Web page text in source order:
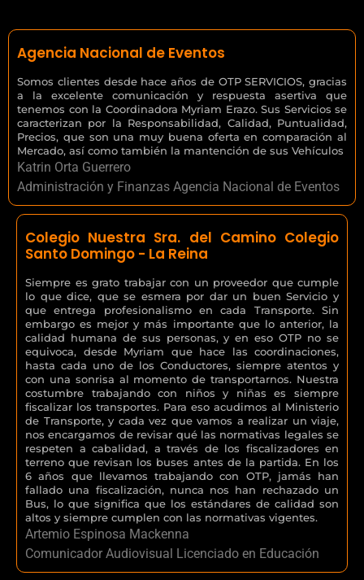
Agencia Nacional de Eventos
Somos clientes desde hace años de OTP SERVICIOS, gracias
a la excelente comunicación y respuesta asertiva que
tenemos con la Coordinadora Myriam Erazo. Sus Servicios se
caracterizan por la Responsabilidad, Calidad, Puntualidad,
Precios, que son una muy buena oferta en comparación al
Mercado, así como también la mantención de sus Vehículos
Katrin Orta Guerrero
Administración y Finanzas Agencia Nacional de Eventos
Colegio Nuestra Sra. del Camino Colegio
Santo Domingo - La Reina
Siempre es grato trabajar con un proveedor que cumple
lo que dice, que se esmera por dar un buen Servicio y
que entrega profesionalismo en cada Transporte. Sin
embargo es mejor y más importante que lo anterior, la
calidad humana de sus personas, y en eso OTP no se
equivoca, desde Myriam que hace las coordinaciones,
hasta cada uno de los Conductores, siempre atentos y
con una sonrisa al momento de transportarnos. Nuestra
costumbre trabajando con niños y niñas es siempre
fiscalizar los transportes. Para eso acudimos al Ministerio
de Transporte, y cada vez que vamos a realizar un viaje,
nos encargamos de revisar qué las normativas legales se
respeten a cabalidad, a través de los fiscalizadores en
terreno que revisan los buses antes de la partida. En los
6 años que llevamos trabajando con OTP, jamás han
fallado una fiscalización, nunca nos han rechazado un
Bus, lo que significa que los estándares de calidad son
altos y siempre cumplen con las normativas vigentes.
Artemio Espinosa Mackenna
Comunicador Audiovisual Licenciado en Educación